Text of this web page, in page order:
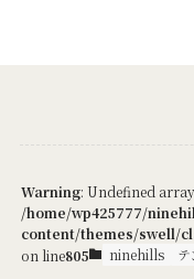
Warning: Undefined
/home/wp425777/
content/themes/swell/
on line805 ninehills テ